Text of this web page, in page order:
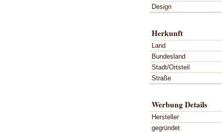
Design
Herkunft
Land
Bundesland
Stadt/Ortsteil
Straße
Werbung Details
Hersteller
gegründet